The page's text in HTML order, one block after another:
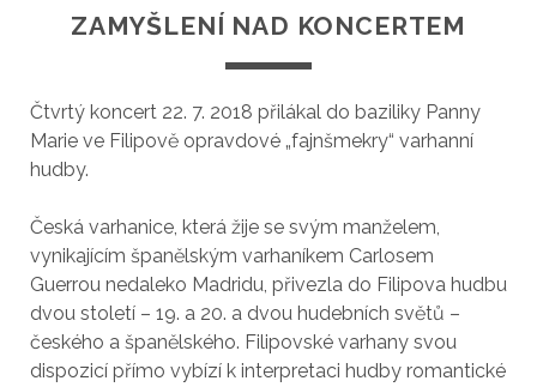
ZAMYŠLENÍ NAD KONCERTEM
Čtvrtý koncert 22. 7. 2018 přilákal do baziliky Panny
Marie ve Filipově opravdové „fajnšmekry“ varhanní
hudby.
Česká varhanice, která žije se svým manželem,
vynikajícím španělským varhaníkem Carlosem
Guerrou nedaleko Madridu, přivezla do Filipova hudbu
dvou století – 19. a 20. a dvou hudebních světů –
českého a španělského. Filipovské varhany svou
dispozicí přímo vybízí k interpretaci hudby romantické